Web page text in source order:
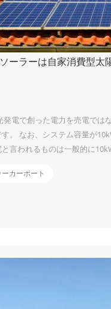
ーラーは自家消費型太
電で創った電力を売電では
。 なお、システム容量が
言われるものは一般的に
金の上昇 太陽光発電で自社
払う必要もないので、電気
カーポート